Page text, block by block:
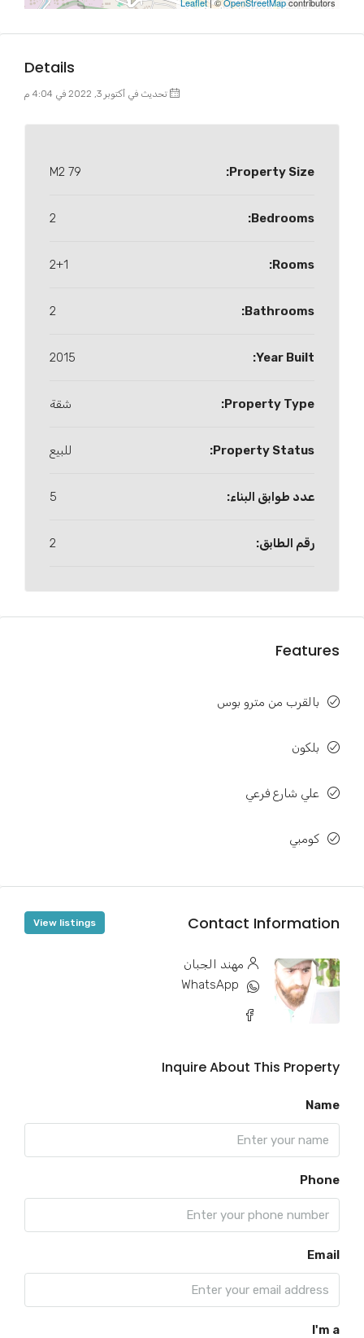
Details
تحديث في أكتوبر 3, 2022 في 4:04 م
Property Size:
79 M2
Bedrooms:
2
Rooms:
2+1
Bathrooms:
2
Year Built:
2015
Property Type: شقة
Property Status: للبيع
عدد طوابق البناء: 5
رقم الطابق: 2
Features
بالقرب من مترو بوس
بلكون
علي شارع فرعي
كومبي
Contact Information
View listings
مهند الجبان
WhatsApp
Inquire About This Property
Name
Phone
Email
I'm a